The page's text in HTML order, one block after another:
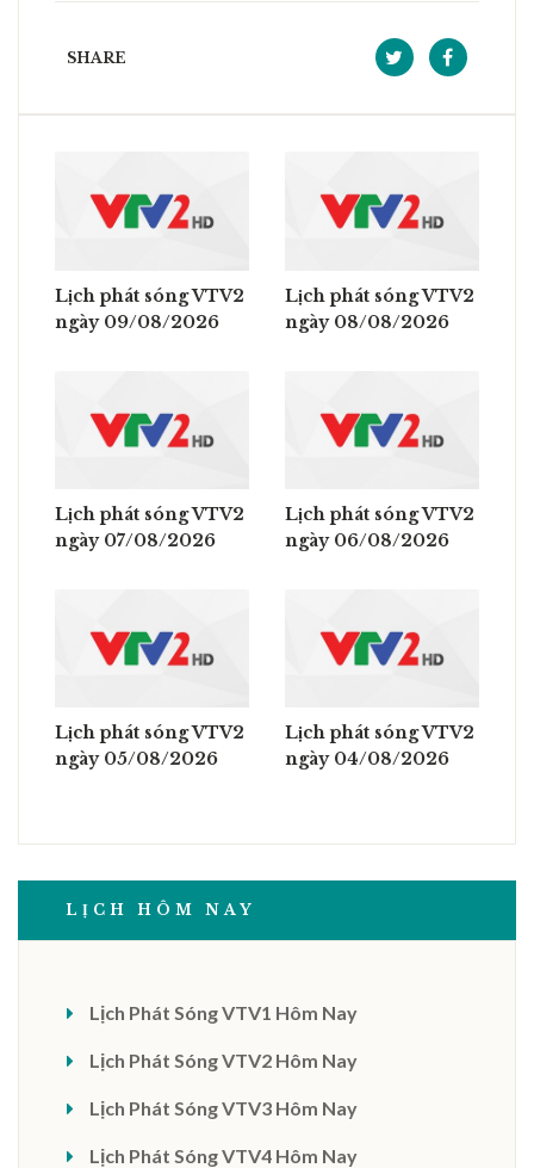
SHARE
Lịch phát sóng VTV2
ngày 09/08/2026
Lịch phát sóng VTV2
ngày 08/08/2026
Lịch phát sóng VTV2
ngày 07/08/2026
Lịch phát sóng VTV2
ngày 06/08/2026
Lịch phát sóng VTV2
ngày 05/08/2026
Lịch phát sóng VTV2
ngày 04/08/2026
LỊCH HÔM NAY
Lịch Phát Sóng VTV1 Hôm Nay
Lịch Phát Sóng VTV2 Hôm Nay
Lịch Phát Sóng VTV3 Hôm Nay
Lịch Phát Sóng VTV4 Hôm Nay